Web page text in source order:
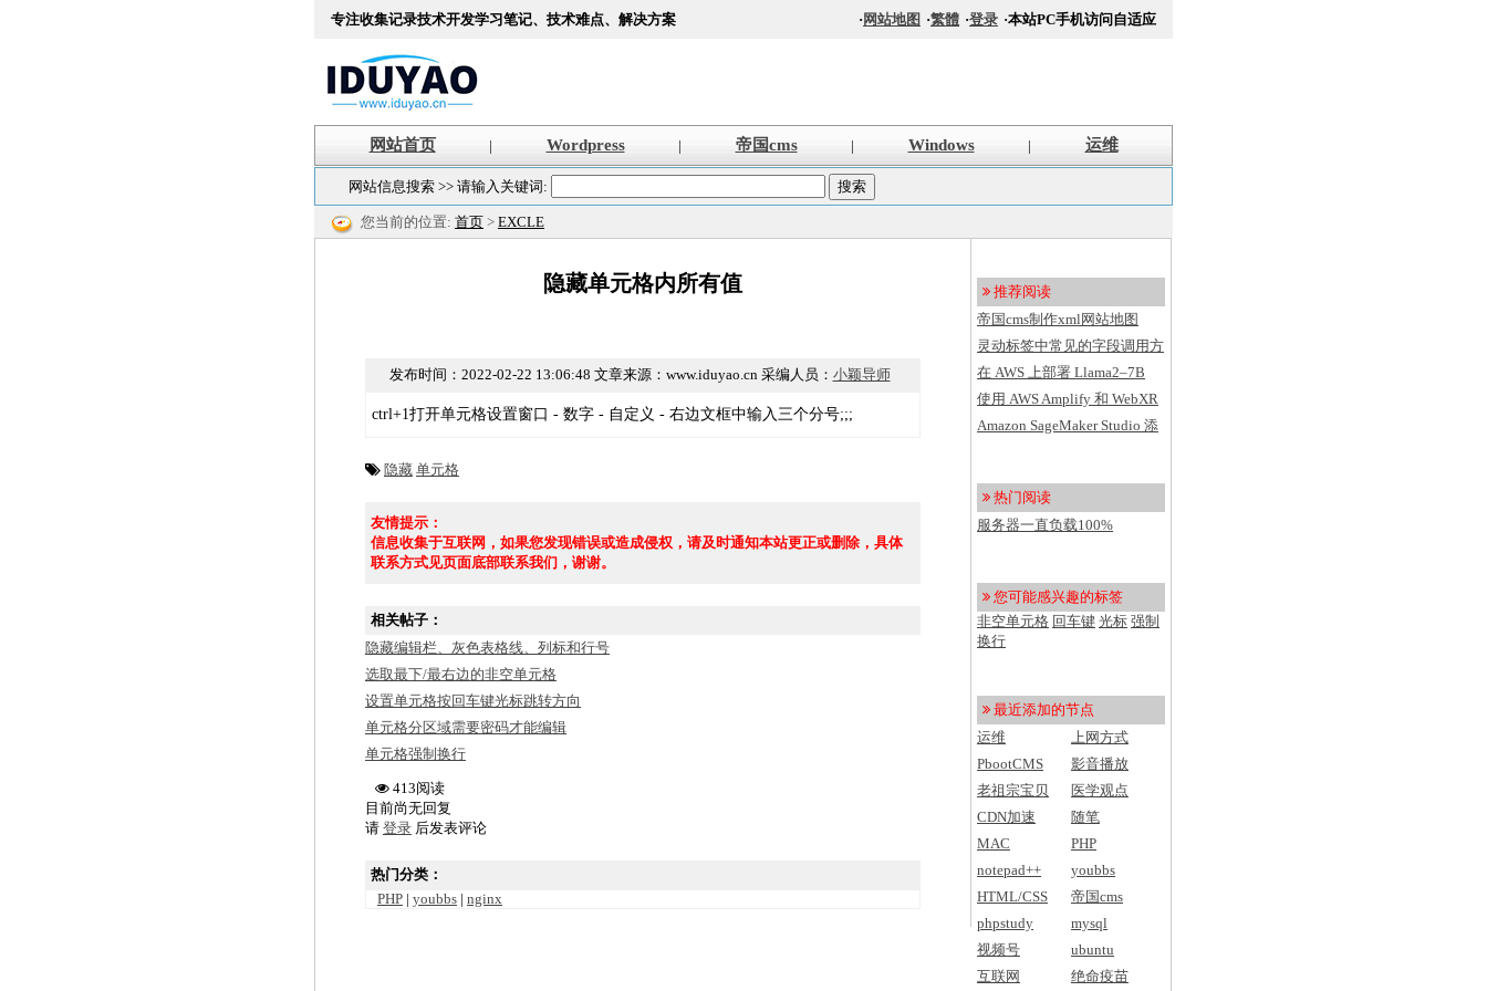
专注收集记录技术开发学习笔记、技术难点、解决方案 · 网站地图 ·繁體 ·登录 ·本站PC手机访问自适应
网站首页 | Wordpress | 帝国cms | Windows | 运维
网站信息搜索 >> 请输入关键词:
您当前的位置: 首页 > EXCLE
隐藏单元格内所有值
发布时间： 2022-02-22 13:06:48 文章来源：www.iduyao.cn 采编人员： 小颖导师
ctrl+1打开单元格设置窗口 - 数字 - 自定义 - 右边文框中输入三个分号;;;
隐藏 单元格
友情提示：
信息收集于互联网，如果您发现错误或造成侵权，请及时通知本站更正或删除，具体
联系方式见页面底部联系我们，谢谢。
相关帖子：
隐藏编辑栏、灰色表格线、列标和行号
选取最下/最右边的非空单元格
设置单元格按回车键光标跳转方向
单元格分区域需要密码才能编辑
单元格强制换行
413阅读
目前尚无回复
请 登录 后发表评论
热门分类：
PHP | youbbs | nginx
推荐阅读
帝国cms制作xml网站地图
sitemap方法
灵动标签中常见的字段调用方
法汇总
在 AWS 上部署 Llama2–7B
使用 AWS Amplify 和 WebXR
创建具有用户洞察的 VR 应用
Amazon SageMaker Studio 添
了用户入门
热门阅读
服务器一直负载100%
您可能感兴趣的标签
非空单元格 回车键 光标 强制
换行
最近添加的节点
运维
PbootCMS
老祖宗宝贝
CDN加速
MAC
notepad++
HTML/CSS
phpstudy
视频号
互联网
上网方式
影音播放
医学观点
随笔
PHP
youbbs
帝国cms
mysql
ubuntu
绝命疫苗